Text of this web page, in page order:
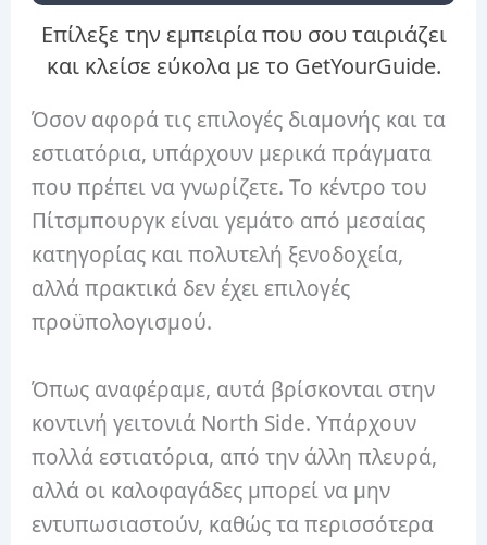
Επίλεξε την εμπειρία που σου ταιριάζει
και κλείσε εύκολα με το GetYourGuide.
Όσον αφορά τις επιλογές διαμονής και τα
εστιατόρια, υπάρχουν μερικά πράγματα
που πρέπει να γνωρίζετε. Το κέντρο του
Πίτσμπουργκ είναι γεμάτο από μεσαίας
κατηγορίας και πολυτελή ξενοδοχεία,
αλλά πρακτικά δεν έχει επιλογές
προϋπολογισμού.
Όπως αναφέραμε, αυτά βρίσκονται στην
κοντινή γειτονιά North Side. Υπάρχουν
πολλά εστιατόρια, από την άλλη πλευρά,
αλλά οι καλοφαγάδες μπορεί να μην
εντυπωσιαστούν, καθώς τα περισσότερα